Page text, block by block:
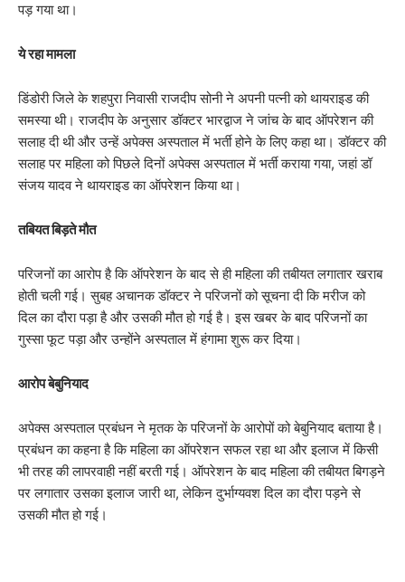
पड़ गया था।
ये रहा मामला
डिंडोरी जिले के शहपुरा निवासी राजदीप सोनी ने अपनी पत्नी को थायराइड की
समस्या थी। राजदीप के अनुसार डॉक्टर भारद्वाज ने जांच के बाद ऑपरेशन की
सलाह दी थी और उन्हें अपेक्स अस्पताल में भर्ती होने के लिए कहा था। डॉक्टर की
सलाह पर महिला को पिछले दिनों अपेक्स अस्पताल में भर्ती कराया गया, जहां डॉ
संजय यादव ने थायराइड का ऑपरेशन किया था।
तबियत बिड़ते मौत
परिजनों का आरोप है कि ऑपरेशन के बाद से ही महिला की तबीयत लगातार खराब
होती चली गई। सुबह अचानक डॉक्टर ने परिजनों को सूचना दी कि मरीज को
दिल का दौरा पड़ा है और उसकी मौत हो गई है। इस खबर के बाद परिजनों का
गुस्सा फूट पड़ा और उन्होंने अस्पताल में हंगामा शुरू कर दिया।
आरोप बेबुनियाद
अपेक्स अस्पताल प्रबंधन ने मृतक के परिजनों के आरोपों को बेबुनियाद बताया है।
प्रबंधन का कहना है कि महिला का ऑपरेशन सफल रहा था और इलाज में किसी
भी तरह की लापरवाही नहीं बरती गई। ऑपरेशन के बाद महिला की तबीयत बिगड़ने
पर लगातार उसका इलाज जारी था, लेकिन दुर्भाग्यवश दिल का दौरा पड़ने से
उसकी मौत हो गई।